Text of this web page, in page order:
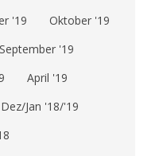
'19
Oktober '19
'19
April '19
Dez/Jan '18/'19